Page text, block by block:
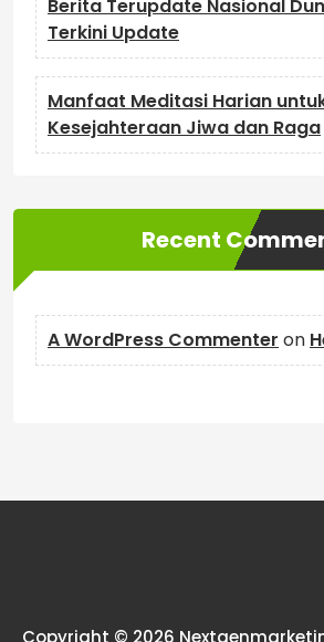
Berita Terupdate Nasional
Terkini Update
Manfaat Meditasi Harian
Kesejahteraan Jiwa dan Raga
Recent
A WordPress Commenter on
Copyright © 2026